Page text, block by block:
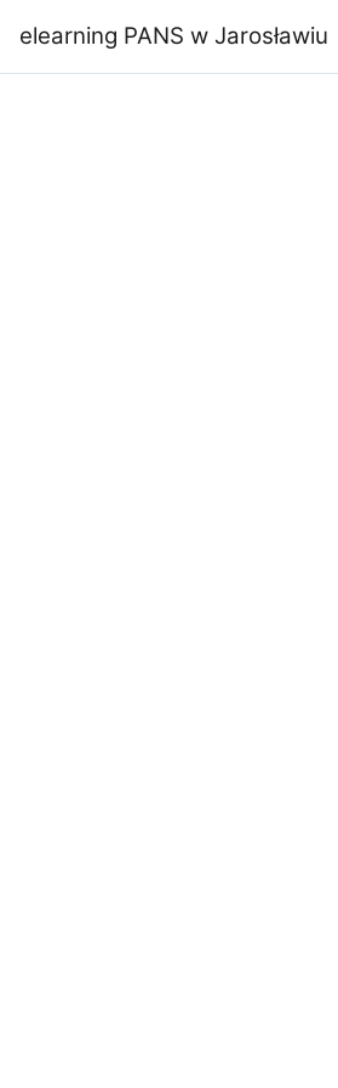
elearning PANS w Jarosławiu